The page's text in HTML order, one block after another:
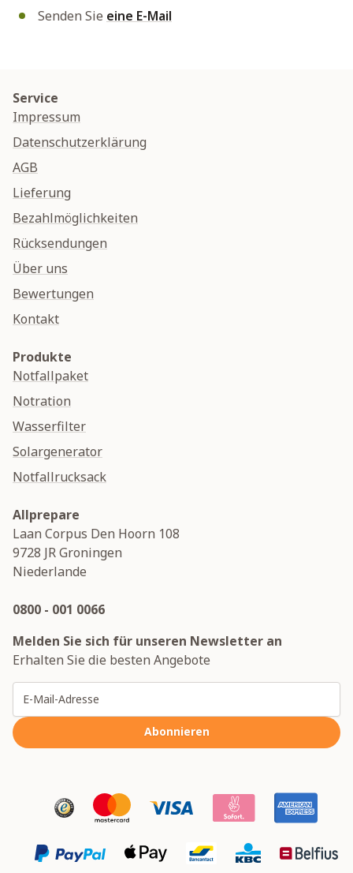
Senden Sie eine E-Mail
Service
Impressum
Datenschutzerklärung
AGB
Lieferung
Bezahlmöglichkeiten
Rücksendungen
Über uns
Bewertungen
Kontakt
Produkte
Notfallpaket
Notration
Wasserfilter
Solargenerator
Notfallrucksack
Allprepare
Laan Corpus Den Hoorn 108
9728 JRGroningen
Niederlande
0800 - 001 0066
Melden Sie sich für unseren Newsletter an
Erhalten Sie die besten Angebote
Abonnieren